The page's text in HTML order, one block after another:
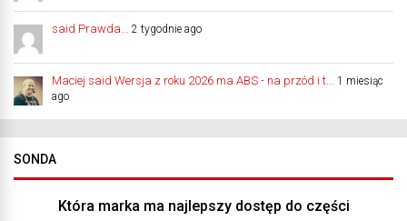
said Prawda... 2 tygodnie ago
Maciej said Wersja z roku 2026 ma ABS - na przód i t...
1 miesiąc
ago
SONDA
Która marka ma najlepszy dostęp do części